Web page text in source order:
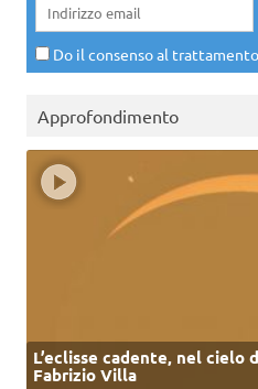
Do il consenso al
Approfondimento
L’eclisse cadente, nel cielo
Fabrizio Villa